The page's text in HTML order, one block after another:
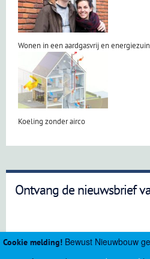
Cookie melding!Bewust Nieuwbouw
Wonen in een aardgasvrij en
Koeling zonder airco
Ontvang de nieuwsbrief